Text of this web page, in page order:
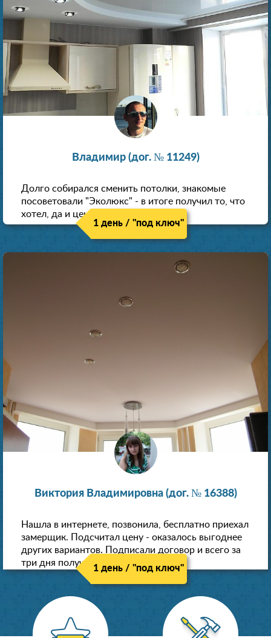
Владимир (дог. № 11249)
Долго собирался сменить потолки, знакомые
посоветовали "Эколюкс" - в итоге получил то, что
хотел, да и цена нормальная.
1 день / "под ключ"
Виктория Владимировна (дог. № 16388)
Нашла в интернете, позвонила, бесплатно приехал
замерщик. Подсчитал цену - оказалось выгоднее
других вариантов. Подписали договор и всего за
три дня получили новые потолки!
1 день / "под ключ"